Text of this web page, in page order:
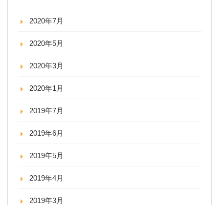
2020年7月
2020年5月
2020年3月
2020年1月
2019年7月
2019年6月
2019年5月
2019年4月
2019年3月